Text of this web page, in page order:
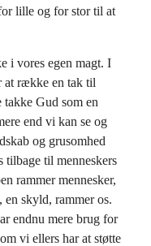
lille og for stor til at
i vores egen magt. I
at række en tak til
Gud som en
end vi kan se og
og grusomhed
tilbage til menneskers
rammer mennesker,
skyld, rammer os.
endnu mere brug for
vi ellers har at støtte